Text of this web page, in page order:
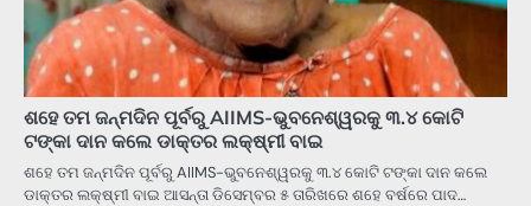
ଶହେ ତମ ଜନ୍ମଦିନ ପୂର୍ବରୁ AIIMS-ଭୁବନେଶ୍ୱରକୁ ୩.୪ କୋଟି
ଟଙ୍କା ଦାନ କଲେ ଡାକ୍ତର ଲକ୍ଷ୍ମୀ ବାଇ
ଶହେ ତମ ଜନ୍ମଦିନ ପୂର୍ବରୁ AIIMS-ଭୁବନେଶ୍ୱରକୁ ୩.୪ କୋଟି ଟଙ୍କା ଦାନ କଲେ
ଡାକ୍ତର ଲକ୍ଷ୍ମୀ ବାଇ ଆସନ୍ତା ଡିସେମ୍ବର ୫ ତାରିଖରେ ଶହେ ବର୍ଷରେ ପାଦ…